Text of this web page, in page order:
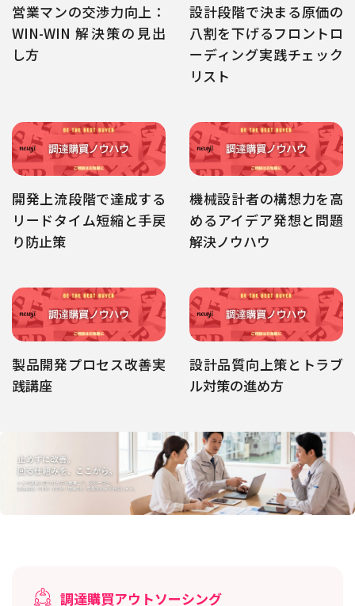
営業マンの交渉力向上：
WIN-WIN 解決策の見出
し方
設計段階で決まる原価の
八割を下げるフロントロ
ーディング実践チェック
リスト
開発上流段階で達成する
リードタイム短縮と手戻
り防止策
機械設計者の構想力を高
めるアイデア発想と問題
解決ノウハウ
製品開発プロセス改善実
践講座
設計品質向上策とトラブ
ル対策の進め方
調達購買アウトソーシング